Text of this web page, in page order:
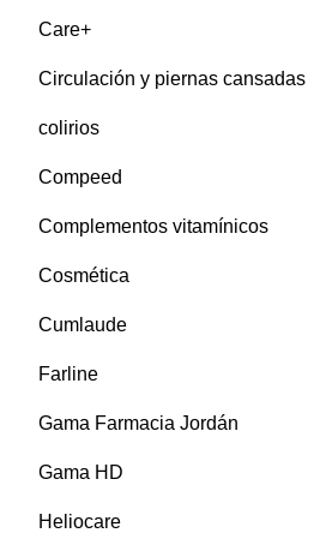
Care+
Circulación y piernas cansadas
colirios
Compeed
Complementos vitamínicos
Cosmética
Cumlaude
Farline
Gama Farmacia Jordán
Gama HD
Heliocare